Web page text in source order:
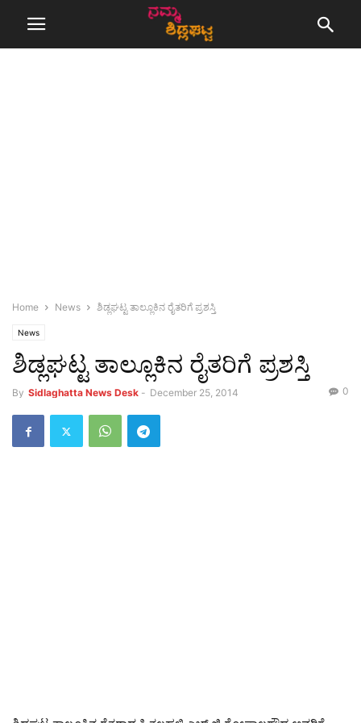
Home News ಶಿಡ್ಲಘಟ್ಟ ತಾಲ್ಲೂಕಿನ ರೈತರಿಗೆ ಪ್ರಶಸ್ತಿ
News
ಶಿಡ್ಲಘಟ್ಟ ತಾಲ್ಲೂಕಿನ ರೈತರಿಗೆ ಪ್ರಶಸ್ತಿ
By Sidlaghatta News Desk - December 25, 2014 0